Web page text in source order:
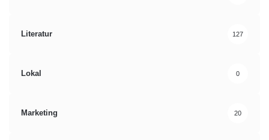
Literatur 127
Lokal 0
Marketing 20